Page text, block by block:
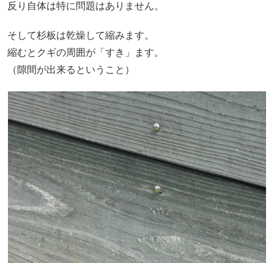
反り自体は特に問題はありません。
そして杉板は乾燥して縮みます。
縮むとクギの周囲が「すき」ます。
（隙間が出来るということ）